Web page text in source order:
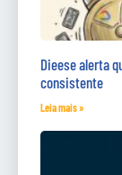
Dieese alerta
consistente
Leia mais »